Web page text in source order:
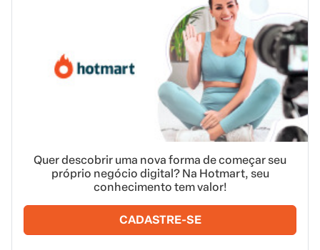
Quer descobrir uma nova forma de começar seu
próprio negócio digital? Na Hotmart, seu
conhecimento tem valor!
CADASTRE-SE